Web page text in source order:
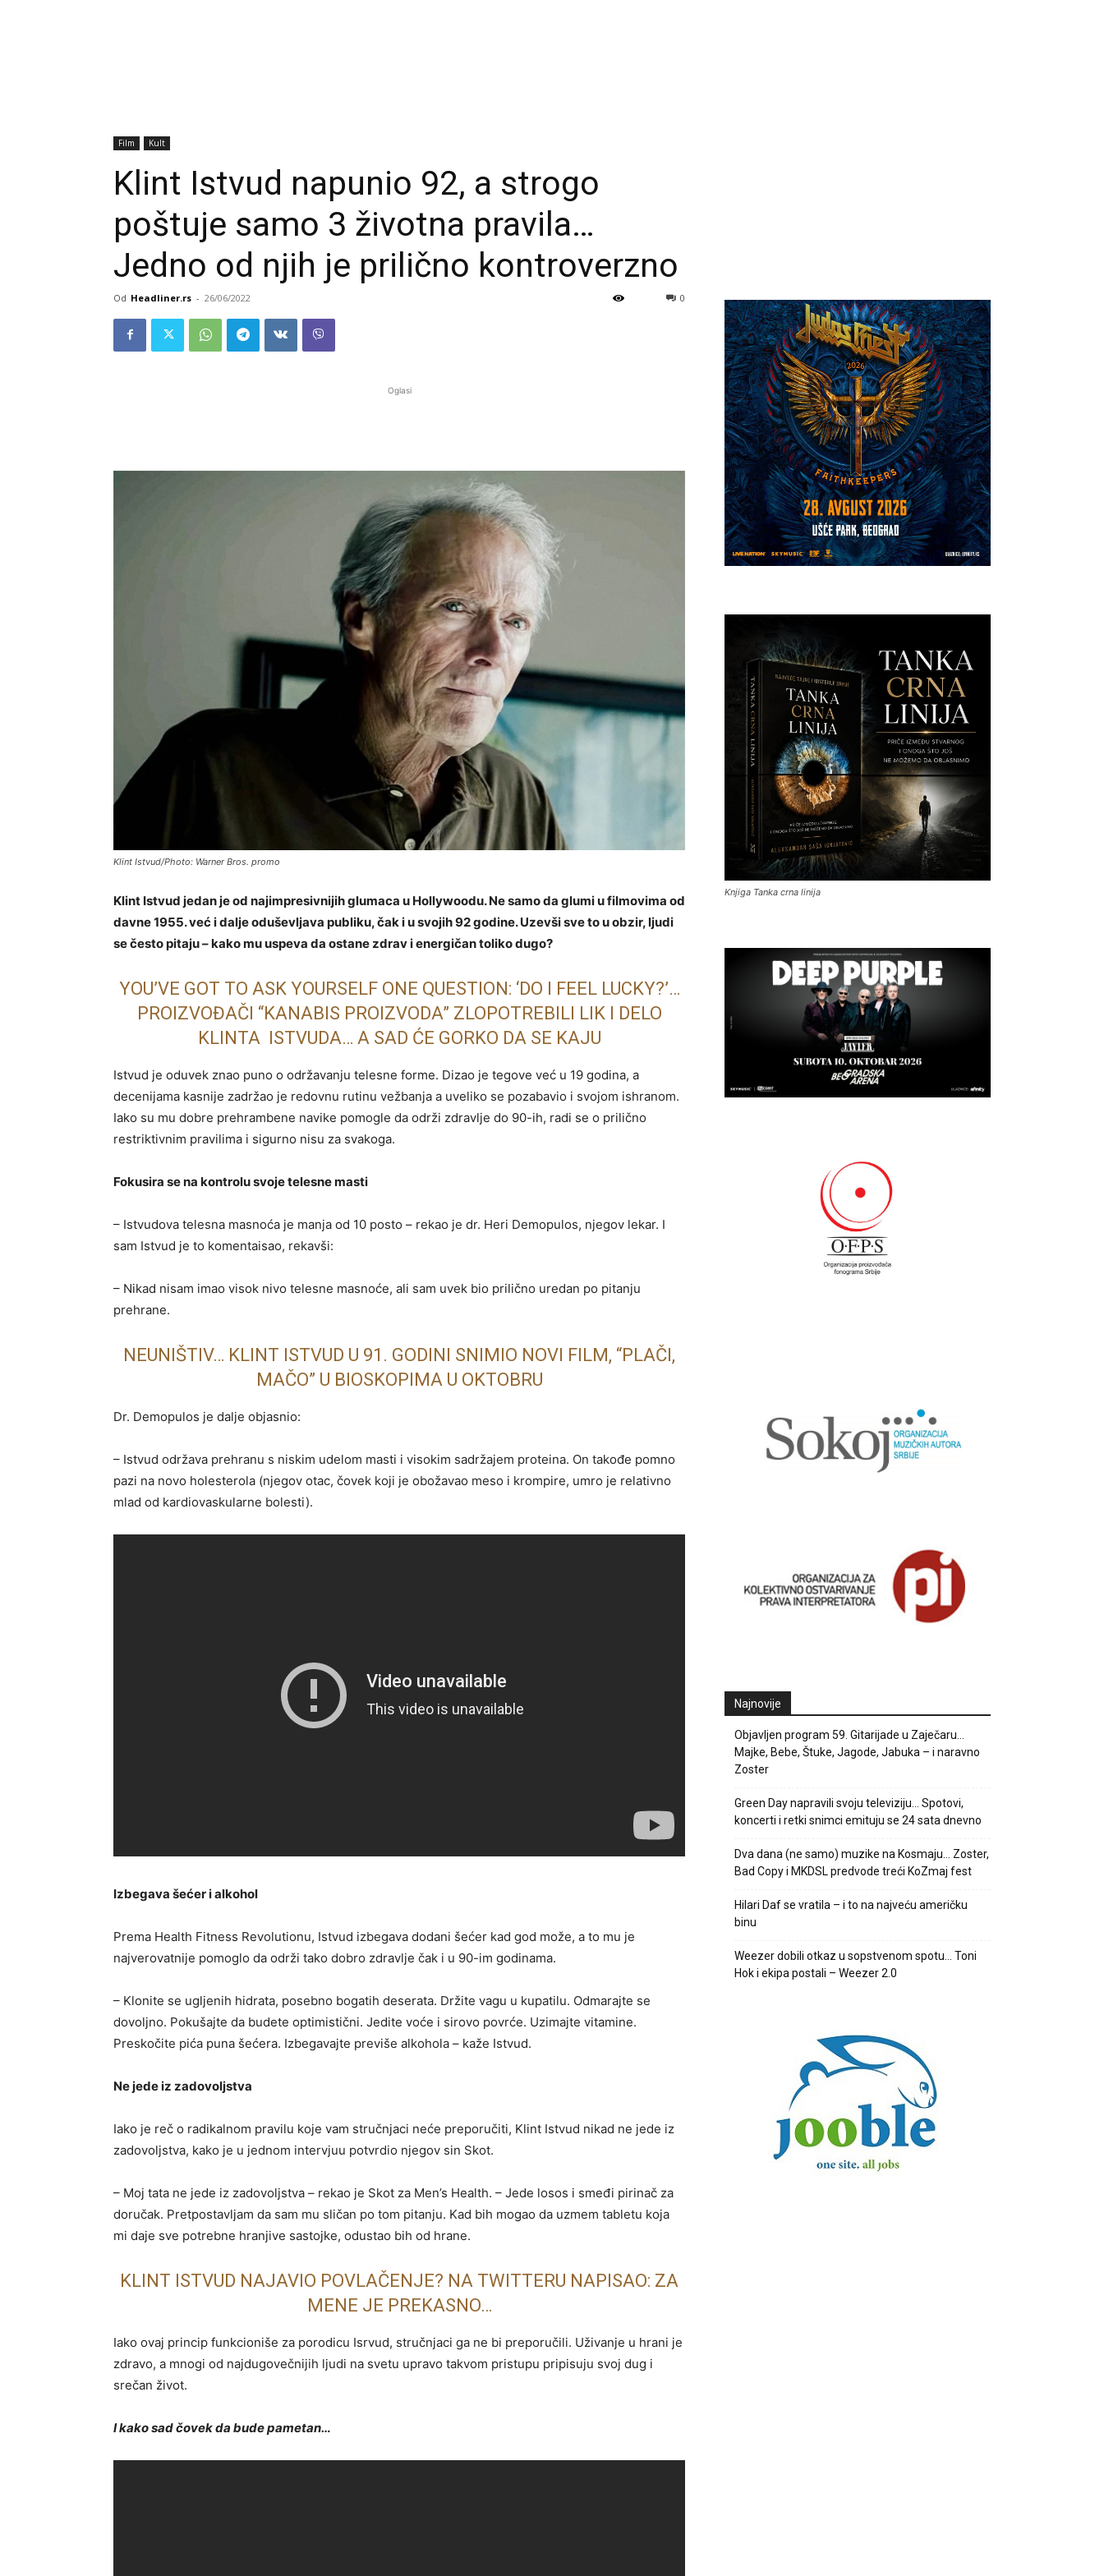
Film Kult
Klint Istvud napunio 92, a strogo
poštuje samo 3 životna pravila…
Jedno od njih je prilično kontroverzno
Od Headliner.rs - 26/06/2022 0
Oglasi
Klint Istvud/Photo: Warner Bros. promo
Klint Istvud jedan je od najimpresivnijih glumaca u Hollywoodu. Ne samo da glumi u filmovima od
davne 1955. već i dalje oduševljava publiku, čak i u svojih 92 godine. Uzevši sve to u obzir, ljudi
se često pitaju – kako mu uspeva da ostane zdrav i energičan toliko dugo?
YOU’VE GOT TO ASK YOURSELF ONE QUESTION: ‘DO I FEEL LUCKY?’…
PROIZVOĐAČI “KANABIS PROIZVODA” ZLOPOTREBILI LIK I DELO
KLINTA ISTVUDA… A SAD ĆE GORKO DA SE KAJU
Istvud je oduvek znao puno o održavanju telesne forme. Dizao je tegove već u 19 godina, a
decenijama kasnije zadržao je redovnu rutinu vežbanja a uveliko se pozabavio i svojom ishranom.
Iako su mu dobre prehrambene navike pomogle da održi zdravlje do 90-ih, radi se o prilično
restriktivnim pravilima i sigurno nisu za svakoga.
Fokusira se na kontrolu svoje telesne masti
– Istvudova telesna masnoća je manja od 10 posto – rekao je dr. Heri Demopulos, njegov lekar. I
sam Istvud je to komentaisao, rekavši:
– Nikad nisam imao visok nivo telesne masnoće, ali sam uvek bio prilično uredan po pitanju
prehrane.
NEUNIŠTIV… KLINT ISTVUD U 91. GODINI SNIMIO NOVI FILM, “PLAČI,
MAČO” U BIOSKOPIMA U OKTOBRU
Dr. Demopulos je dalje objasnio:
– Istvud održava prehranu s niskim udelom masti i visokim sadržajem proteina. On takođe pomno
pazi na novo holesterola (njegov otac, čovek koji je obožavao meso i krompire, umro je relativno
mlad od kardiovaskularne bolesti).
Izbegava šećer i alkohol
Prema Health Fitness Revolutionu, Istvud izbegava dodani šećer kad god može, a to mu je
najverovatnije pomoglo da održi tako dobro zdravlje čak i u 90-im godinama.
– Klonite se ugljenih hidrata, posebno bogatih deserata. Držite vagu u kupatilu. Odmarajte se
dovoljno. Pokušajte da budete optimistični. Jedite voće i sirovo povrće. Uzimajte vitamine.
Preskočite pića puna šećera. Izbegavajte previše alkohola – kaže Istvud.
Ne jede iz zadovoljstva
Iako je reč o radikalnom pravilu koje vam stručnjaci neće preporučiti, Klint Istvud nikad ne jede iz
zadovoljstva, kako je u jednom intervjuu potvrdio njegov sin Skot.
– Moj tata ne jede iz zadovoljstva – rekao je Skot za Men’s Health. – Jede losos i smeđi pirinač za
doručak. Pretpostavljam da sam mu sličan po tom pitanju. Kad bih mogao da uzmem tabletu koja
mi daje sve potrebne hranjive sastojke, odustao bih od hrane.
KLINT ISTVUD NAJAVIO POVLAČENJE? NA TWITTERU NAPISAO: ZA
MENE JE PREKASNO…
Iako ovaj princip funkcioniše za porodicu Isrvud, stručnjaci ga ne bi preporučili. Uživanje u hrani je
zdravo, a mnogi od najdugovečnijih ljudi na svetu upravo takvom pristupu pripisuju svoj dug i
srečan život.
I kako sad čovek da bude pametan…
Knjiga Tanka crna linija
Najnovije
Objavljen program 59. Gitarijade u Zaječaru…
Majke, Bebe, Štuke, Jagode, Jabuka – i naravno
Zoster
Green Day napravili svoju televiziju… Spotovi,
koncerti i retki snimci emituju se 24 sata dnevno
Dva dana (ne samo) muzike na Kosmaju… Zoster,
Bad Copy i MKDSL predvode treći KoZmaj fest
Hilari Daf se vratila – i to na najveću američku
binu
Weezer dobili otkaz u sopstvenom spotu… Toni
Hok i ekipa postali – Weezer 2.0